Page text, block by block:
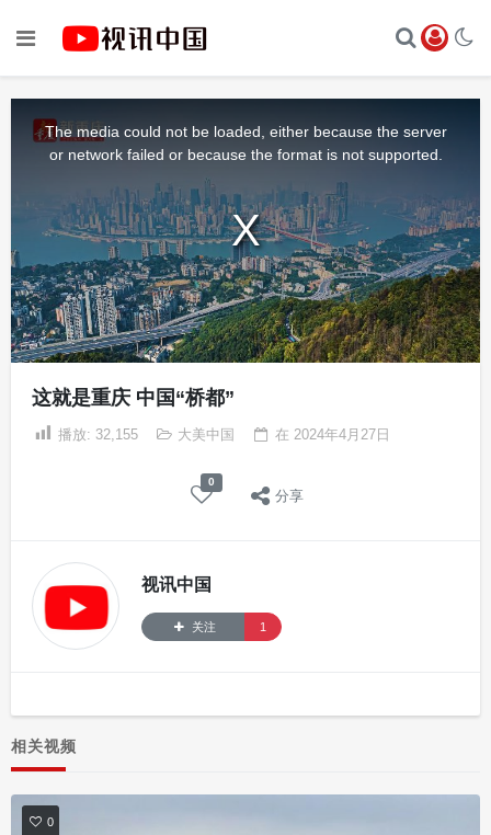
modal The media could not be loaded, either because the server
or network failed or because the format is not supported.
这就是重庆 中国“桥都”
播放: 32,155 大美中国 在 2024年4月27日
0
分享
视讯中国
关注 1
相关视频
0